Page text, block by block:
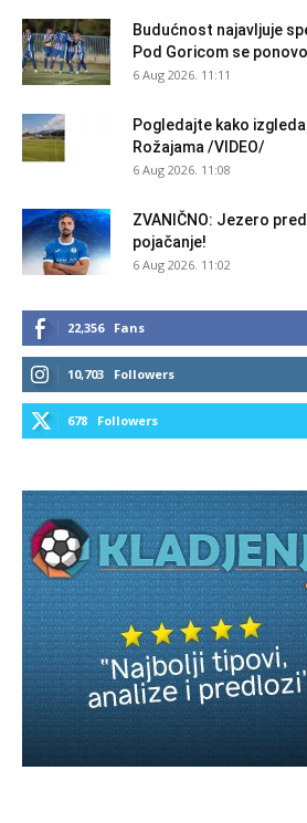
Budućnost najavljuje
Pod Goricom se
6 Aug 2026. 11:11
Pogledajte kako
Rožajama /VIDEO/
6 Aug 2026. 11:08
ZVANIČNO: Jezero
pojačanje!
6 Aug 2026. 11:02
22,356 Fans
10,703 Followers
678 Followers